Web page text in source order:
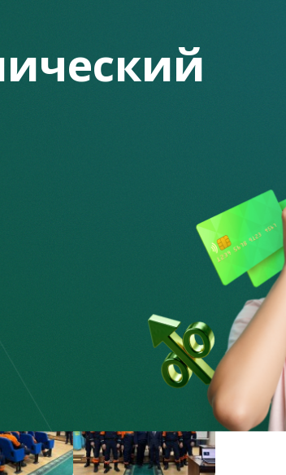
Агентства Республики Казахстан по
сотрудников МЧС в сфере
мошенничеству.
Гадильбек Аким. Он рассказал о целях
законодательстве, направленных на защиту
мошеннических схемах и способах
уделено цифровым инструментам
через сервис «Стоп-кредит» в
грамотности, размещённому на
досудебного урегулирования проблемной
и микрофинансовыми организациями, а
омбудсманов и порядок обращения к ним.
по интересующим вопросам и практические
в финансовых вопросах и снижать